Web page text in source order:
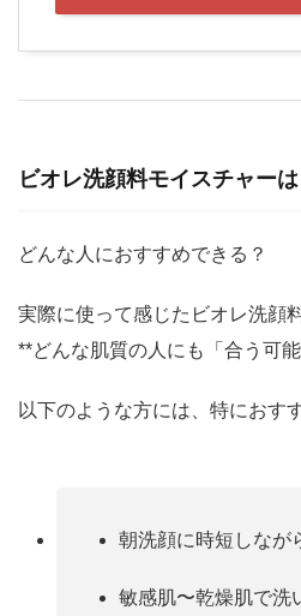
ビオレ洗顔料モイスチャーは
どんな人におすすめできる？
実際に使って感じたビオレ洗顔
**どんな肌質の人にも「合う可
以下のような方には、特におす
朝洗顔に時短しなが
敏感肌〜乾燥肌で洗